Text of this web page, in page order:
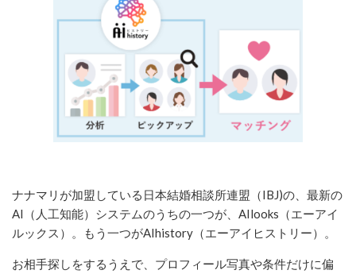
ナナマリが加盟している日本結婚相談所連盟（IBJ)の、最新の
AI（人工知能）システムのうちの一つが、AIlooks（エーアイ
ルックス）。もう一つがAIhistory（エーアイヒストリー）。
お相手探しをするうえで、プロフィール写真や条件だけに偏